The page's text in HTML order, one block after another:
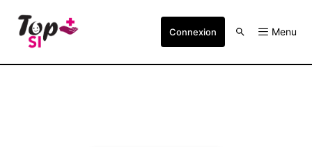
Connexion Menu